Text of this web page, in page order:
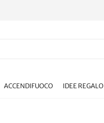
ACCENDIFUOCO IDEE REGALO